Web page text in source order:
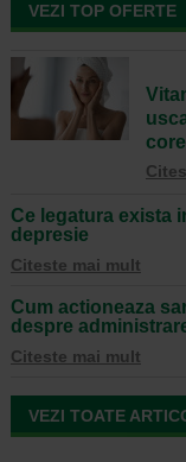
VEZI TOP OFERTE
Ce legatura exista
depresie
Citeste mai mult
Cum actioneaza
despre
Citeste mai mult
VEZI TOATE